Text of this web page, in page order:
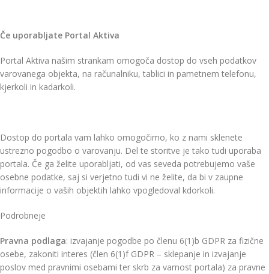
Če uporabljate Portal Aktiva
Portal Aktiva našim strankam omogoča dostop do vseh podatkov
varovanega objekta, na računalniku, tablici in pametnem telefonu,
kjerkoli in kadarkoli.
Dostop do portala vam lahko omogočimo, ko z nami sklenete
ustrezno pogodbo o varovanju. Del te storitve je tako tudi uporaba
portala. Če ga želite uporabljati, od vas seveda potrebujemo vaše
osebne podatke, saj si verjetno tudi vi ne želite, da bi v zaupne
informacije o vaših objektih lahko vpogledoval kdorkoli.
Podrobneje
Pravna podlaga: izvajanje pogodbe po členu 6(1)b GDPR za fizične
osebe, zakoniti interes (člen 6(1)f GDPR – sklepanje in izvajanje
poslov med pravnimi osebami ter skrb za varnost portala) za pravne